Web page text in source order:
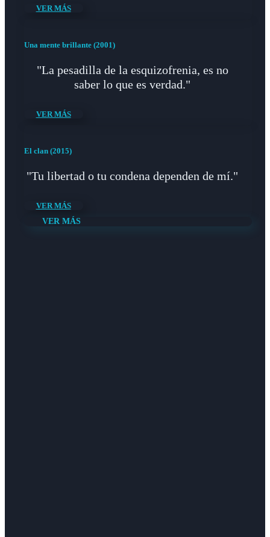
VER MÁS
Una mente brillante (2001)
"La pesadilla de la esquizofrenia, es no
saber lo que es verdad."
VER MÁS
El clan (2015)
"Tu libertad o tu condena dependen de mí."
VER MÁS
VER MÁS